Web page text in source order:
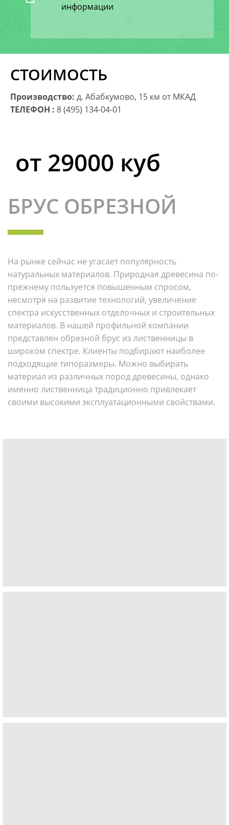
информации
СТОИМОСТЬ
Производство: д. Абабкумово, 15 км от МКАД
ТЕЛЕФОН : 8 (495) 134-04-01
от 29000 куб
БРУС ОБРЕЗНОЙ
На рынке сейчас не угасает популярность
натуральных материалов. Природная древесина по-
прежнему пользуется повышенным спросом,
несмотря на развитие технологий, увеличение
спектра искусственных отделочных и строительных
материалов. В нашей профильной компании
представлен обрезной брус из лиственницы в
широком спектре. Клиенты подбирают наиболее
подходящие типоразмеры. Можно выбирать
материал из различных пород древесины, однако
именно лиственница традиционно привлекает
своими высокими эксплуатационными свойствами.